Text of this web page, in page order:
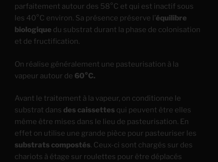
parfaitement autour des 58°C et qui est inactif sous
les 40°C environ. Sa présence préserve l’équilibre
biologique du substrat durant la phase de colonisation
et de fructification.
On réalise généralement une pasteurisation à la
vapeur autour de 60°C.
Avant le traitement à la vapeur, on conditionne le
substrat dans des caissettes qui peuvent être elles
même être mises dans le lieu de pasteurisation. En
effet on utilise une grande pièce pour pasteuriser les
substrats compostés. Ceux-ci sont chargés sur des
chariots à étage sur roulettes pour être déplacés